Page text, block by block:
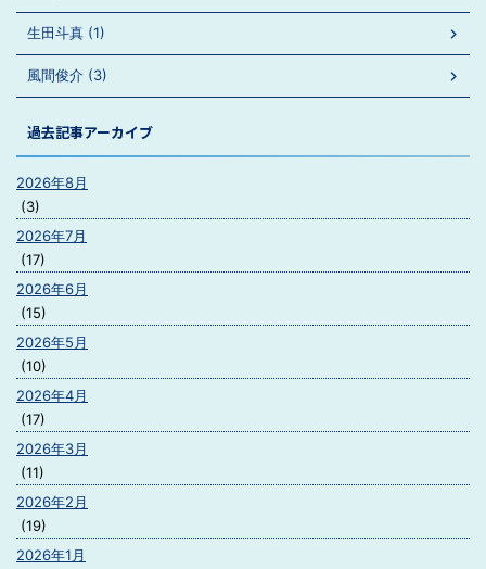
生田斗真 (1)
風間俊介 (3)
過去記事アーカイブ
2026年8月
(3)
2026年7月
(17)
2026年6月
(15)
2026年5月
(10)
2026年4月
(17)
2026年3月
(11)
2026年2月
(19)
2026年1月